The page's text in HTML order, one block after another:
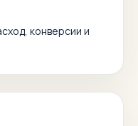
конверсии и